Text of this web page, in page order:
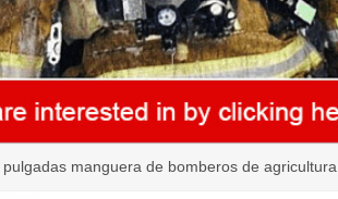
manguera de bomberos de agricultura